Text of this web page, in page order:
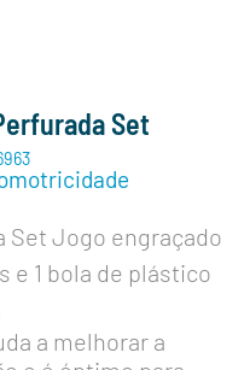
Set
Set Jogo engraçado
e 1 bola de plástico
a melhorar a